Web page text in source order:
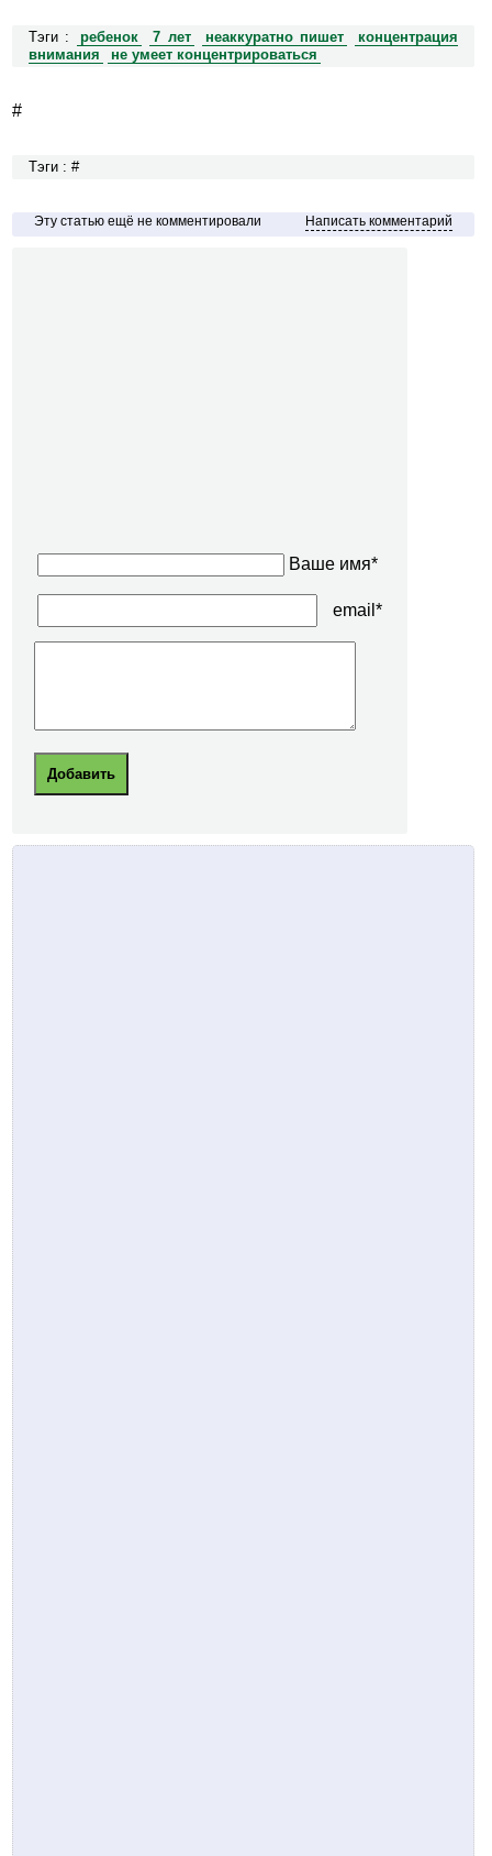
Тэги : ребенок 7 лет неаккуратно пишет
концентрация
внимания
не умеет концентрироваться
#
Тэги : #
Эту статью ещё не комментировали Написать комментарий
Ваше имя*
email*